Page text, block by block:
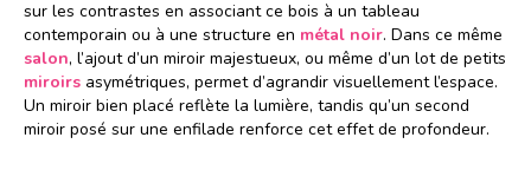
sur les contrastes en associant ce bois à un tableau
contemporain ou à une structure en métal noir. Dans ce même
salon, l’ajout d’un miroir majestueux, ou même d’un lot de petits
miroirs asymétriques, permet d’agrandir visuellement l’espace.
Un miroir bien placé reflète la lumière, tandis qu’un second
miroir posé sur une enfilade renforce cet effet de profondeur.